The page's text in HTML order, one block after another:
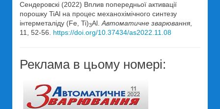
Сендеровскі (2022) Вплив попередньої активації
порошку TiAl на процес механохімічного синтезу
інтерметаліду (Fe, Ti)3Al. Автоматичне зварювання
11, 52-56. https://doi.org/10.37434/as2022.11.08
Реклама в цьому номері: